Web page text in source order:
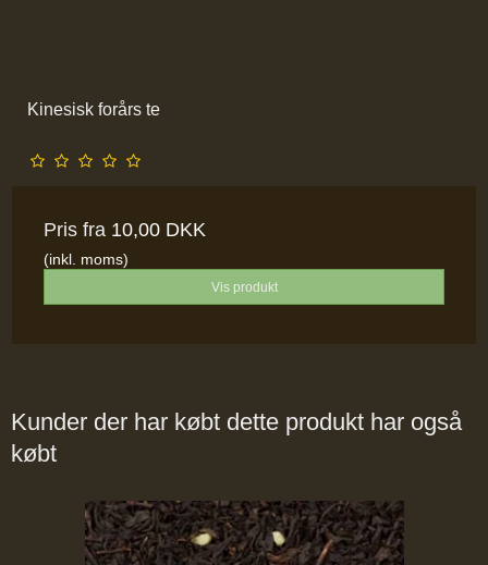
Kinesisk forårs te
Pris fra 10,00 DKK
(inkl. moms)
Vis produkt
Kunder der har købt dette produkt har også
købt